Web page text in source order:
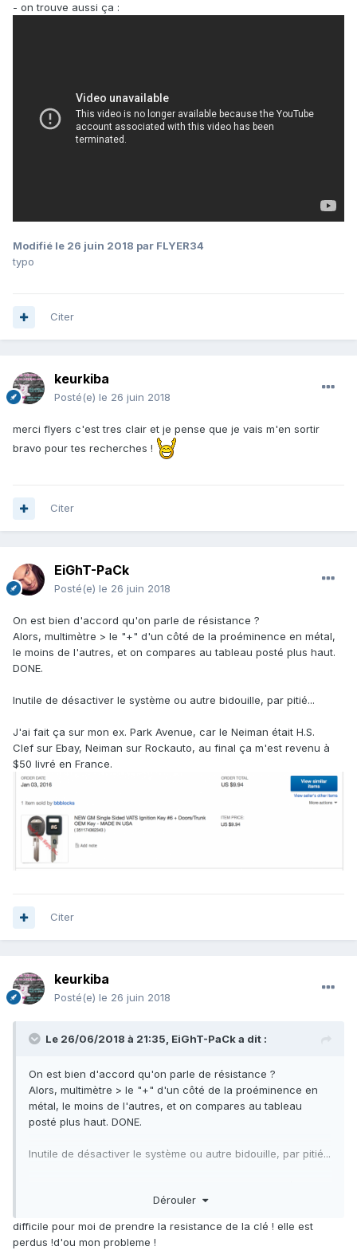
- on trouve aussi ça :
Modifié le 26 juin 2018 par FLYER34
typo
Citer
keurkiba
Posté(e) le 26 juin 2018
merci flyers c'est tres clair et je pense que je vais m'en sortir
bravo pour tes recherches !
Citer
EiGhT-PaCk
Posté(e) le 26 juin 2018
On est bien d'accord qu'on parle de résistance ?
Alors, multimètre > le "+" d'un côté de la proéminence en métal,
le moins de l'autres, et on compares au tableau posté plus haut.
DONE.
Inutile de désactiver le système ou autre bidouille, par pitié...
J'ai fait ça sur mon ex. Park Avenue, car le Neiman était H.S.
Clef sur Ebay, Neiman sur Rockauto, au final ça m'est revenu à
$50 livré en France.
Citer
keurkiba
Posté(e) le 26 juin 2018
Le 26/06/2018 à 21:35, EiGhT-PaCka dit :
On est bien d'accord qu'on parle de résistance ?
Alors, multimètre > le "+" d'un côté de la proéminence en
métal, le moins de l'autres, et on compares au tableau
posté plus haut. DONE.
Inutile de désactiver le système ou autre bidouille, par pitié...
Clef sur Ebay, Neiman sur Rockauto, au final ça m'est
Dérouler
difficile pour moi de prendre la resistance de la clé ! elle est
perdus !d'ou mon probleme !